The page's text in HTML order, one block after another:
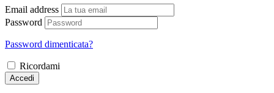
Email address
Password
Password dimenticata?
Ricordami
Accedi